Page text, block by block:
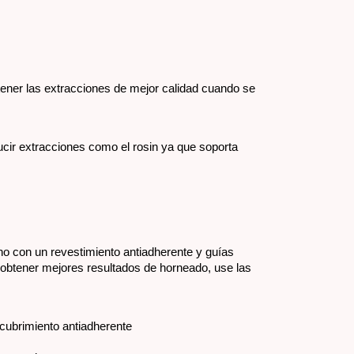
las extracciones de mejor calidad cuando se
extracciones como el rosin ya que soporta
con un revestimiento antiadherente y guías
mejores resultados de horneado, use las
antiadherente